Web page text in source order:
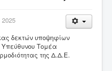
2025
δεκτών υποψηφίων
Τομέα
της Δ.Δ.Ε.